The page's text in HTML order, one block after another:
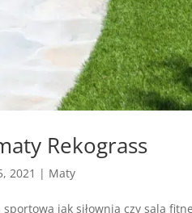
Rekograss
2021 | Maty
jak siłownia czy sala